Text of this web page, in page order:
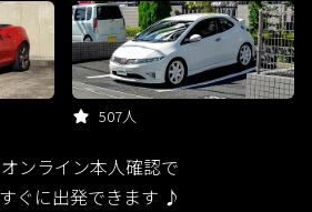
507人
ンライン本人確認で
ぐに出発できます ♪